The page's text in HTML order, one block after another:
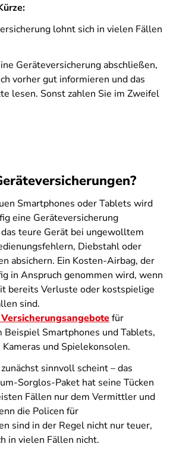
lohnt sich in vielen Fällen
Geräteversicherung abschließen,
vorher gut informieren und das
lesen. Sonst zahlen Sie im Zweifel
Smartphones oder Tablets wird
eine Geräteversicherung
teure Gerät bei ungewolltem
Diebstahl oder
absichern. Ein Kosten-Airbag, der
in Anspruch genommen wird, wenn
bereits Verluste oder kostspielige
sind.
Versicherungsangebotefür
Beispiel Smartphones und Tablets,
und Spielekonsolen.
sinnvoll scheint – das
Sorglos-Paket hat seine Tücken
Fällen nur dem Vermittler und
die Policen für
sind in der Regel nicht nur teuer,
in vielen Fällen nicht.